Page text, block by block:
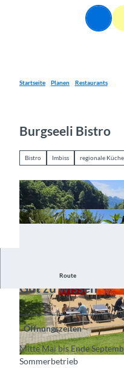
Suche Menü
Startseite Planen Restaurants
Burgseeli Bistro
Bistro Imbiss regionale
© CC-BY-SA
© Interlaken Tourismus, Burgesseli
CC-BY-
Route
Gut zu wissen
Öffnungszeiten
Mitte Mai bis Ende
Sommerbetrieb